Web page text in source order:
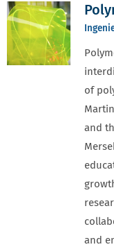
of
and
and